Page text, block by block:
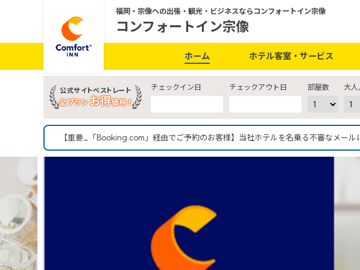
福岡・宗像への出張・観光・ビジネスならコンフォートイン宗像
コンフォートイン宗像
ホーム ホテル客室・サービス
公式サイトベストレート
全プランお得価格！
チェックイン日 チェックアウト日 部屋数 大人
【重要_「Booking.com」経由でご予約のお客様】当社ホテルを名乗る不審なメー
ご予約確
公